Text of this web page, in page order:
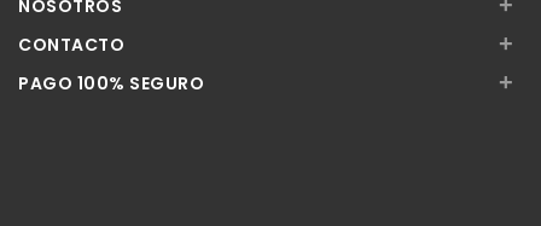
NOSOTROS
CONTACTO +
PAGO 100% SEGURO +